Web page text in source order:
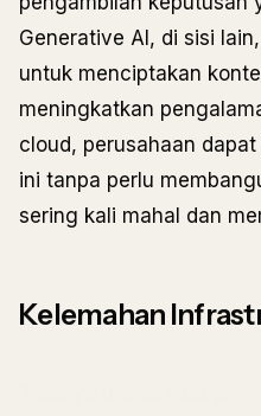
Generative AI, di sisi
untuk menciptakan
meningkatkan
cloud, perusahaan
ini tanpa perlu
sering kali mahal dan
Kelemahan